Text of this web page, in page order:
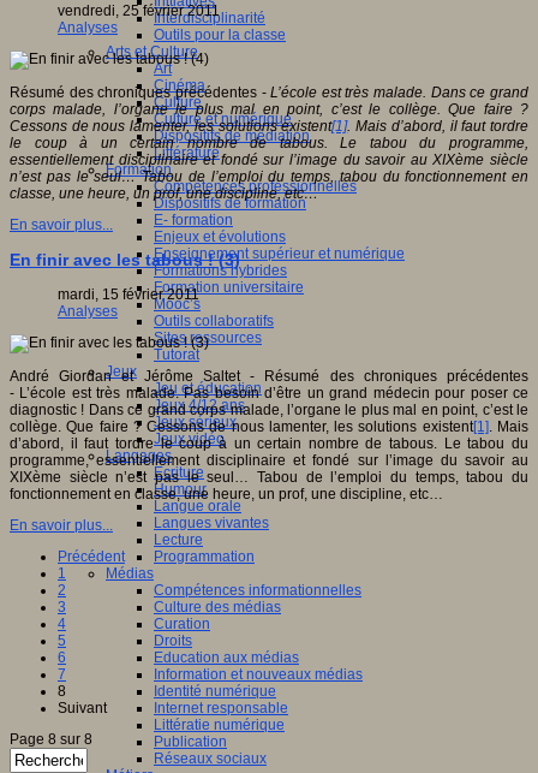
Interdisciplinarité
Outils pour la classe
Arts et Culture
Art
Cinéma
Culture
Culture et numérique
Dispositifs de médiation
Littérature
Formation
Compétences professionnelles
Dispositifs de formation
E- formation
Enjeux et évolutions
Enseignement supérieur et numérique
Formations hybrides
Formation universitaire
Mooc’s
Outils collaboratifs
Sites ressources
Tutorat
Jeux
Jeu et éducation
Jeux 4/12 ans
Jeux sérieux
Jeux vidéo
Langages
Ecriture
Humour
Langue orale
Langues vivantes
Lecture
Programmation
Médias
Compétences informationnelles
Culture des médias
Curation
Droits
Education aux médias
Information et nouveaux médias
Identité numérique
Internet responsable
Littératie numérique
Publication
Réseaux sociaux
vendredi, 25 février 2011
Analyses
Résumé des chroniques précédentes -L’école est très malade. Dans ce grand
corps malade, l’organe le plus mal en point, c’est le collège. Que faire ?
Cessons de nous lamenter, les solutions existent[1]. Mais d’abord, il faut tordre
le coup à un certain nombre de tabous. Le tabou du programme,
essentiellement disciplinaire et fondé sur l’image du savoir au XIXème siècle
n’est pas le seul… Tabou de l’emploi du temps, tabou du fonctionnement en
classe, une heure, un prof, une discipline, etc…
En savoir plus...
En finir avec les tabous ! (3)
mardi, 15 février 2011
Analyses
André Giordan et Jérôme Saltet - Résumé des chroniques précédentes
- L’école est très malade. Pas besoin d’être un grand médecin pour poser ce
diagnostic ! Dans ce grand corps malade, l’organe le plus mal en point, c’est le
collège. Que faire ? Cessons de nous lamenter, les solutions existent[1]. Mais
d’abord, il faut tordre le coup à un certain nombre de tabous. Le tabou du
programme, essentiellement disciplinaire et fondé sur l’image du savoir au
XIXème siècle n’est pas le seul… Tabou de l’emploi du temps, tabou du
fonctionnement en classe, une heure, un prof, une discipline, etc…
En savoir plus...
Précédent
1
2
3
4
5
6
7
8
Suivant
Page 8 sur 8